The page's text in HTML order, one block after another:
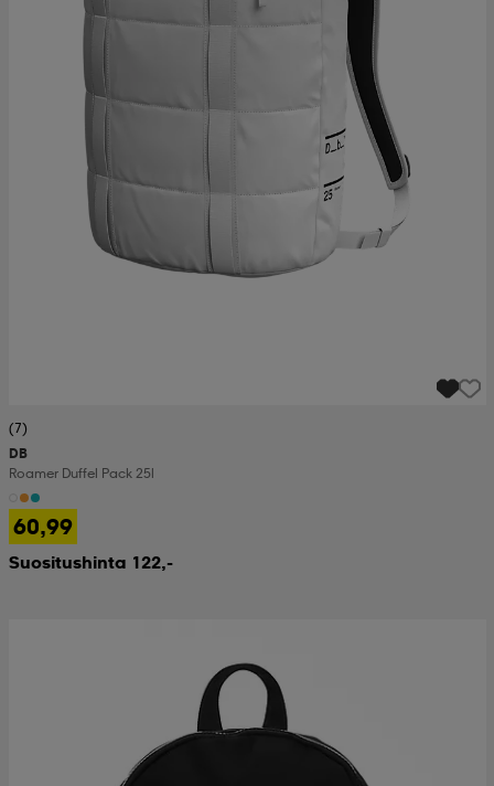
(7)
DB
Roamer Duffel Pack 25l
60,99
Suositushinta 122,-